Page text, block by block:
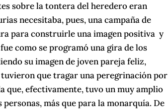
sobre la tontera del heredero eran
necesitaba, pues, una campaña de
para construirle una imagen positiva y
como se programó una gira de los
su imagen de joven pareja feliz,
que tragar una peregrinación por
que, efectivamente, tuvo un muy amplio
más que para la monarquía. De